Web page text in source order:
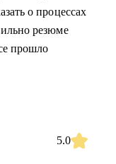
о процессах
резюме
прошло
5.0